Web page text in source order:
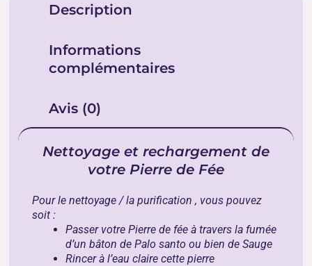
Description
Informations
complémentaires
Avis (0)
Nettoyage et rechargement de
votre Pierre de Fée
Pour le nettoyage / la purification , vous pouvez
soit :
Passer votre Pierre de fée à travers la fumée
d’un bâton dePalo santo ou bien deSauge
Rincer à l’eau claire cette pierre